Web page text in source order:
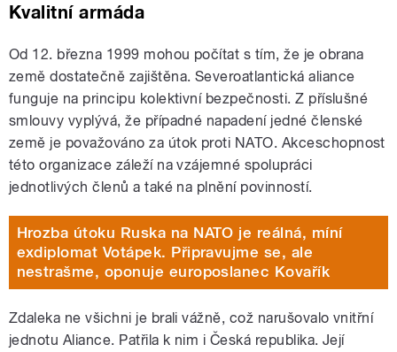
Kvalitní armáda
Od 12. března 1999 mohou počítat s tím, že je obrana
země dostatečně zajištěna. Severoatlantická aliance
funguje na principu kolektivní bezpečnosti. Z příslušné
smlouvy vyplývá, že případné napadení jedné členské
země je považováno za útok proti NATO. Akceschopnost
této organizace záleží na vzájemné spolupráci
jednotlivých členů a také na plnění povinností.
Hrozba útoku Ruska na NATO je reálná, míní
exdiplomat Votápek. Připravujme se, ale
nestrašme, oponuje europoslanec Kovařík
Zdaleka ne všichni je brali vážně, což narušovalo vnitřní
jednotu Aliance. Patřila k nim i Česká republika. Její